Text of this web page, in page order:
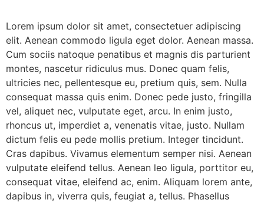
Lorem ipsum dolor sit amet, consectetuer adipiscing
elit. Aenean commodo ligula eget dolor. Aenean massa.
Cum sociis natoque penatibus et magnis dis parturient
montes, nascetur ridiculus mus. Donec quam felis,
ultricies nec, pellentesque eu, pretium quis, sem. Nulla
consequat massa quis enim. Donec pede justo, fringilla
vel, aliquet nec, vulputate eget, arcu. In enim justo,
rhoncus ut, imperdiet a, venenatis vitae, justo. Nullam
dictum felis eu pede mollis pretium. Integer tincidunt.
Cras dapibus. Vivamus elementum semper nisi. Aenean
vulputate eleifend tellus. Aenean leo ligula, porttitor eu,
consequat vitae, eleifend ac, enim. Aliquam lorem ante,
dapibus in, viverra quis, feugiat a, tellus. Phasellus